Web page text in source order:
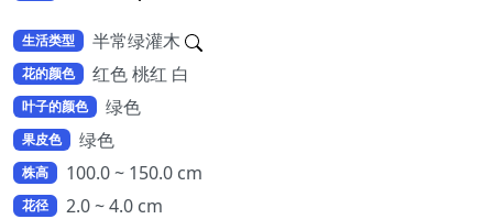
生活类型 半常绿灌木
花的颜色 红色 桃红 白
叶子的颜色 绿色
果皮色 绿色
株高 100.0 ~ 150.0 cm
花径 2.0 ~ 4.0 cm